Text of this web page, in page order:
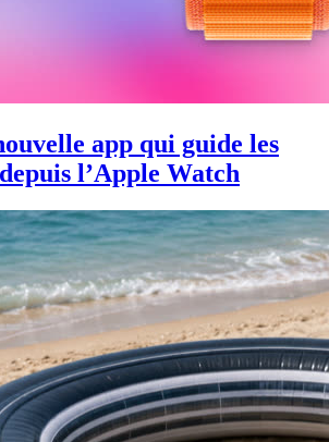
app qui guide les
l’Apple Watch